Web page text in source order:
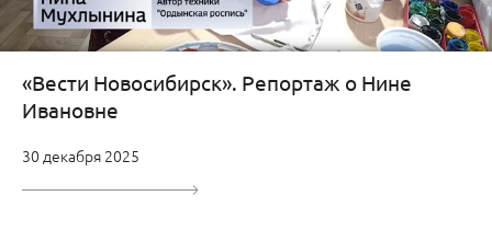
«Вести Новосибирск». Репортаж о Нине
Ивановне
30 декабря 2025